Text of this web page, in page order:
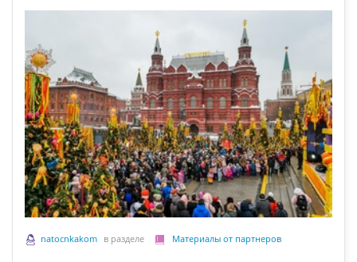
natocnkakom в разделе Материалы от партнеров